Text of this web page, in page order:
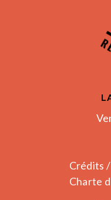
Crédits
Charte